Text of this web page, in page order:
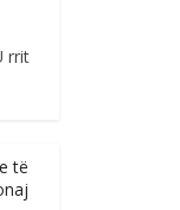
rrit
të